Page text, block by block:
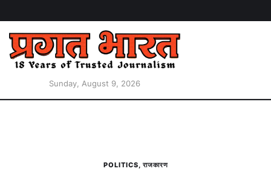
Sunday, August 9, 2026
POLITICS,राजकारण